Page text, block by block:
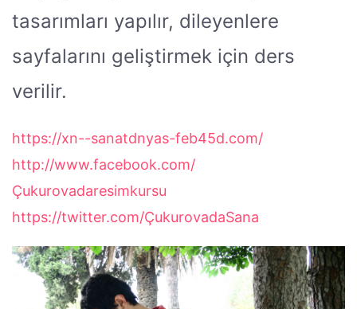
tasarımları yapılır, dileyenlere
sayfalarını geliştirmek için ders
verilir.
https://xn--sanatdnyas-feb45d.com/
http://www.facebook.com/
Çukurovadaresimkursu
https://twitter.com/ÇukurovadaSana